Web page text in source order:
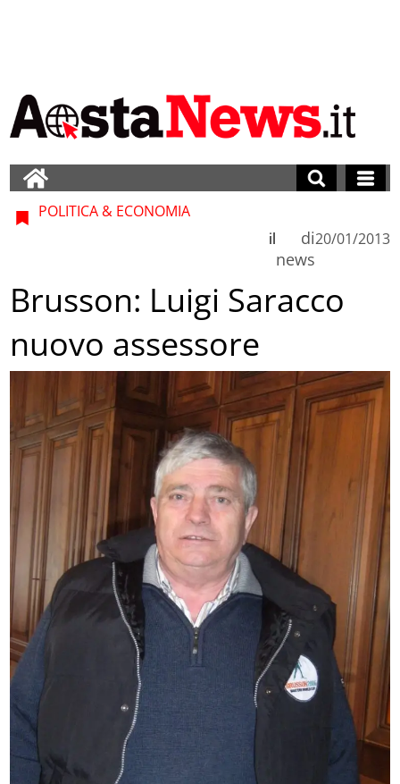
POLITICA & ECONOMIA
di
news
il 20/01/2013
Brusson: Luigi Saracco
nuovo assessore